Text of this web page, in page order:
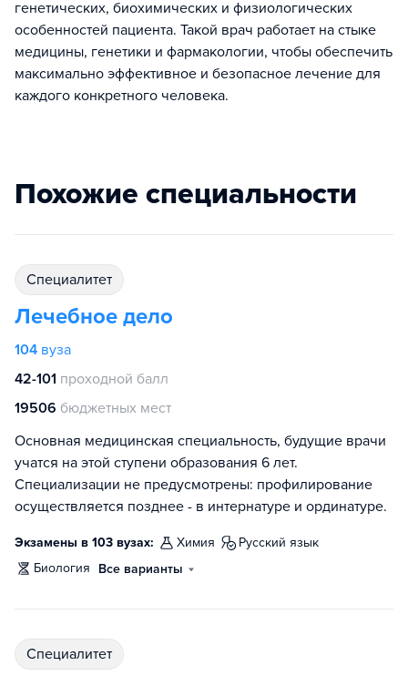
генетических, биохимических и физиологических
особенностей пациента. Такой врач работает на стыке
медицины, генетики и фармакологии, чтобы обеспечить
максимально эффективное и безопасное лечение для
каждого конкретного человека.
Похожие специальности
специалитет
Лечебное дело
104 вуза
42-101 проходной балл
19506 бюджетных мест
Основная медицинская специальность, будущие врачи
учатся на этой ступени образования 6 лет.
Специализации не предусмотрены: профилирование
осуществляется позднее - в интернатуре и ординатуре.
Экзамены в 103 вузах: химия
русский язык
биология
Все варианты
специалитет